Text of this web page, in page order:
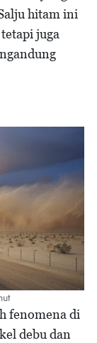
hitam ini
juga
fenomena di
debu dan